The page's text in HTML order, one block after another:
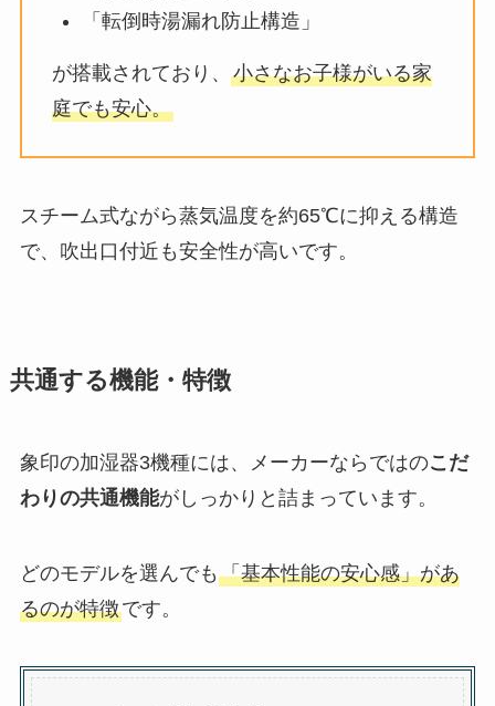
「転倒時湯漏れ防止構造」
が搭載されており、 小さなお子様がいる家
庭でも安心。
スチーム式ながら蒸気温度を約65℃に抑える構造
で、吹出口付近も安全性が高いです。
共通する機能・特徴
象印の加湿器3機種には、メーカーならではのこだ
わりの共通機能がしっかりと詰まっています。
どのモデルを選んでも 「基本性能の安心感」があ
るのが特徴です。